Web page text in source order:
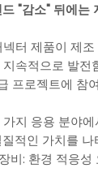
"감소" 뒤에는
터 제품이 제
속적으로 발전
프로젝트에 참
지 응용 분야
적인 가치를 나
비: 환경 적응